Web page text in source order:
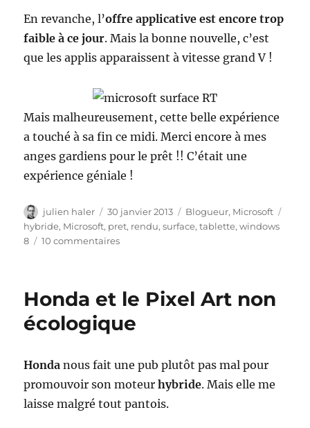
En revanche, l’offre applicative est encore trop
faible à ce jour. Mais la bonne nouvelle, c’est
que les applis apparaissent à vitesse grand V !
Mais malheureusement, cette belle expérience
a touché à sa fin ce midi. Merci encore à mes
anges gardiens pour le prêt !! C’était une
expérience géniale !
Auteur
julien haler
Publié
le
30 janvier 2013 Catégories
Blogueur, Microsoft
hybride, Microsoft, pret, rendu,surface,tablette,windows
8
10 commentairessur
tablette
Surface
Honda et le Pixel Art non
écologique
Hondanous fait une pub plutôt pas mal pour
promouvoir son moteurhybride. Mais elle me
laisse malgré tout pantois.